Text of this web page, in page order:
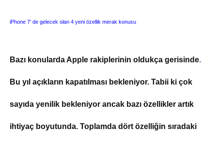
iPhone 7′ de gelecek olan 4 yeni özellik merak konusu
Bazı konularda Apple rakiplerinin oldukça gerisinde.
Bu yıl açıkların kapatılması bekleniyor. Tabii ki çok
sayıda yenilik bekleniyor ancak bazı özellikler artık
ihtiyaç boyutunda. Toplamda dört özelliğin sıradaki